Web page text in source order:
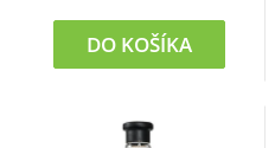
DO KOŠÍKA